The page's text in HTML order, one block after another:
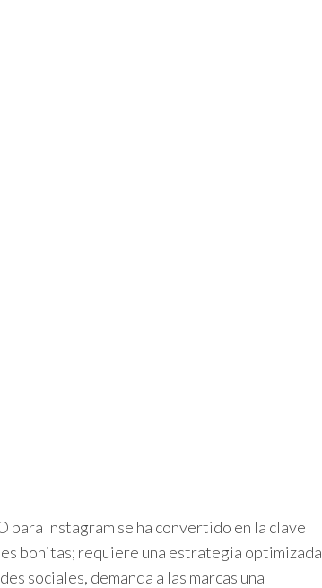
para Instagram se ha convertido en la clave
bonitas; requiere una estrategia optimizada
sociales, demanda a las marcas una